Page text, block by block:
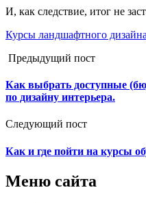
И, как следствие, итог не
Курсы ландшафтного дизайна
Предыдущий пост
Как выбрать доступные
по дизайну интерьера.
Следующий пост
Как и где пойти на курсы
Меню сайта